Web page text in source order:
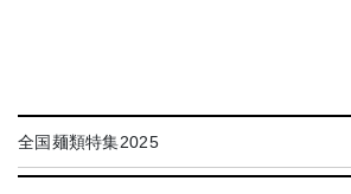
全国麺類特集2025